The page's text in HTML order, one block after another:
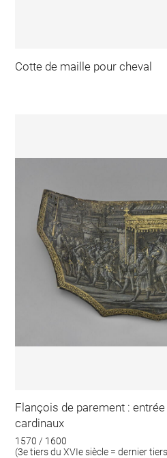
Cotte de maille pour cheval
Flançois de parement :
cardinaux
1570 / 1600
(3e tiers du XVIe siècle = dernier